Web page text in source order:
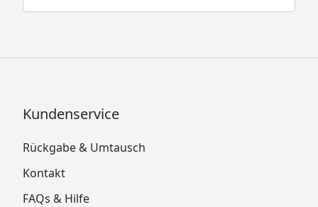
Kundenservice
Rückgabe & Umtausch
Kontakt
FAQs & Hilfe